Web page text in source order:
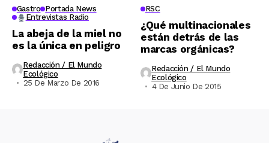
Gastro Portada News
Entrevistas Radio
La abeja de la miel no
es la única en peligro
Redacción / El Mundo
Ecológico
25 De Marzo De 2016
RSC
¿Qué multinacionales
están detrás de las
marcas orgánicas?
Redacción / El Mundo
Ecológico
4 De Junio De 2015